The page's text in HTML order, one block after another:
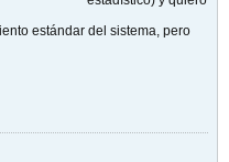
estándar del sistema, pero